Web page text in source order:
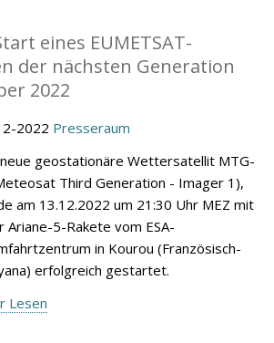
eines EUMETSAT-
der nächsten Generation
2022
2022 Presseraum
geostationäre Wettersatellit MTG-
Third Generation - Imager 1),
am 13.12.2022 um 21:30 Uhr MEZ mit
Ariane-5-Rakete vom ESA-
in Kourou (Französisch-
erfolgreich gestartet.
Lesen